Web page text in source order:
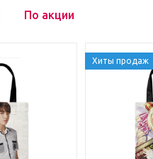
По акции
Хиты продаж